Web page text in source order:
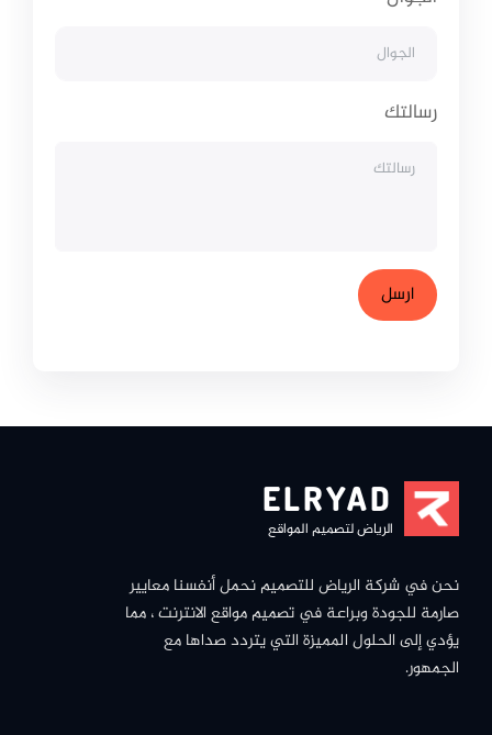
رسالتك
ELRYAD
الرياض لتصميم المواقع
نحن في شركة الرياض للتصميم نحمل أنفسنا معايير
صارمة للجودة وبراعة في تصميم مواقع الانترنت ، مما
يؤدي إلى الحلول المميزة التي يتردد صداها مع
الجمهور.